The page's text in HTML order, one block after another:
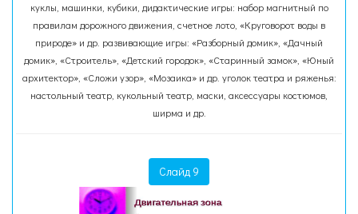
куклы, машинки, кубики, дидактические игры: набор магнитный по
правилам дорожного движения, счетное лото, «Круговорот воды в
природе» и др. развивающие игры: «Разборный домик», «Дачный
домик», «Строитель», «Детский городок», «Старинный замок», «Юный
архитектор», «Сложи узор», «Мозаика» и др. уголок театра и ряженья:
настольный театр, кукольный театр, маски, аксессуары костюмов,
ширма и др.
Слайд 9